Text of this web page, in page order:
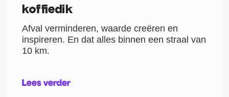
koffiedik
Afval verminderen, waarde creëren en
inspireren. En dat alles binnen een straal van
10 km.
Lees verder